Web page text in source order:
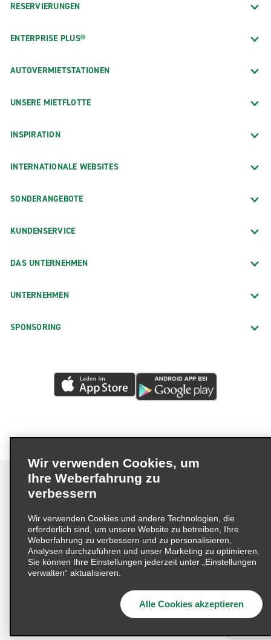
RESERVIERUNGEN
ENTERPRISE PLUS®
AUTOVERMIETSTATIONEN
UNSERE MIETFLOTTE
INSPIRATION
INTERNATIONALE WEBSITES
SONDERANGEBOTE
KUNDENSERVICE
DAS UNTERNEHMEN
UNTERNEHMEN
SPONSORING
Impressum Nutzungsbedingungen
Datenschutzrichtlinie
Cookie-Richtlinie
Datenschutzoptionen
Lieferkettensorgfaltspflichtengesetz (LkSG) Grundsatzerklärung
Beschwerdeverfahren nach dem
© 2026 Enterprise Holdings, Inc. Alle Rechte vorbehalten
Wir verwenden Cookies, um
Ihre Weberfahrung zu
verbessern
Wir verwenden Cookies und andere Technologien, die
erforderlich sind, um unsere Website zu betreiben, Ihre
Weberfahrung zu verbessern und zu personalisieren,
Analysen durchzuführen und unser Marketing zu optimieren.
Sie können Ihre Einstellungen jederzeit unter „Einstellungen
verwalten“ aktualisieren.
Alle Cookies akzeptieren